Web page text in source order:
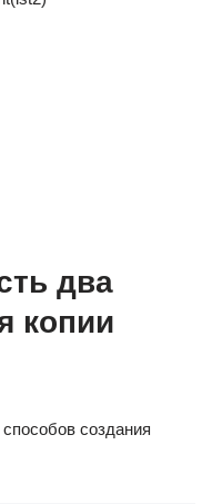
два
копии
создания